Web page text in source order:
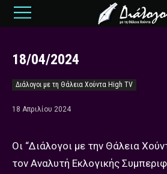
18/04/2024
Διάλογοι με τη Θάλεια Χούντα High TV
18 Απριλίου 2024
Οι “Διάλογοι με την Θάλεια
τον Αναλυτή Εκλογικής